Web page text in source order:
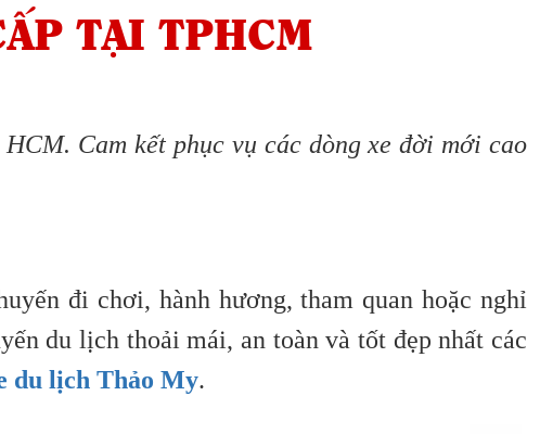
TẠI TPHCM
Cam kết phục vụ các dòng xe đời mới cao
đi chơi, hành hương, tham quan hoặc nghỉ
du lịch thoải mái, an toàn và tốt đẹp nhất các
du lịch Thảo My.